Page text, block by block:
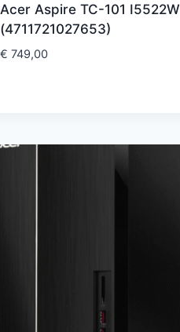
Acer Aspire TC-101 I5522W
(4711721027653)
€ 749,00